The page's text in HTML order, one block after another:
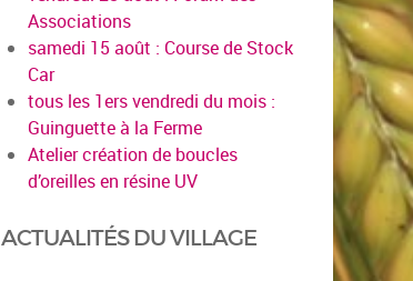
Associations
samedi 15 août : Course de Stock
Car
tous les 1ers vendredi du mois :
Guinguette à la Ferme
Atelier création de boucles
d’oreilles en résine UV
ACTUALITÉS DU VILLAGE